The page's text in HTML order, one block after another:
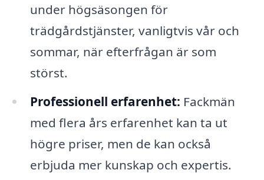
under högsäsongen för
trädgårdstjänster, vanligtvis vår och
sommar, när efterfrågan är som
störst.
Professionell erfarenhet: Fackmän
med flera års erfarenhet kan ta ut
högre priser, men de kan också
erbjuda mer kunskap och expertis.